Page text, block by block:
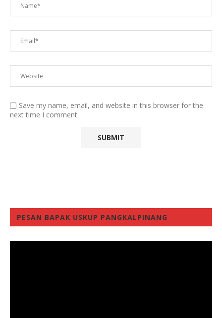
Save my name, email, and website in this browser for the
next time I comment.
PESAN BAPAK USKUP PANGKALPINANG